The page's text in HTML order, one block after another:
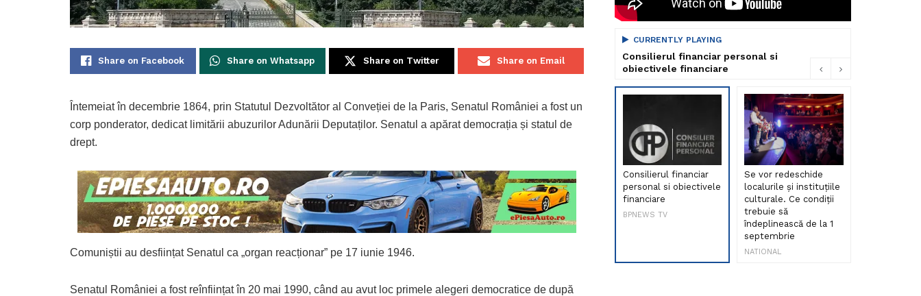
Share on Facebook Share on Whatsapp Share on Twitter Share on Email
Întemeiat în decembrie 1864, prin Statutul Dezvoltător al Conveției de la Paris, Senatul României a fost un
corp ponderator, dedicat limitării abuzurilor Adunării Deputaților. Senatul a apărat democrația și statul de
drept.
Comuniștii au desființat Senatul ca „organ reacționar” pe 17 iunie 1946.
Senatul României a fost reînființat în 20 mai 1990, când au avut loc primele alegeri democratice de după
CURRENTLY PLAYING
Consilierul financiar personal si
obiectivele financiare
Consilierul financiar
personal si obiectivele
financiare
BPNEWS TV
Se vor redeschide
localurile și instituțiile
culturale. Ce condiții
trebuie să
îndeplinească de la 1
septembrie
NATIONAL